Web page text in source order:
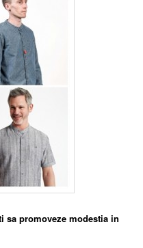
sa promoveze modestia in